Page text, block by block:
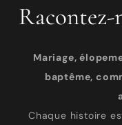
Mariage,
baptême,
Chaque histoire